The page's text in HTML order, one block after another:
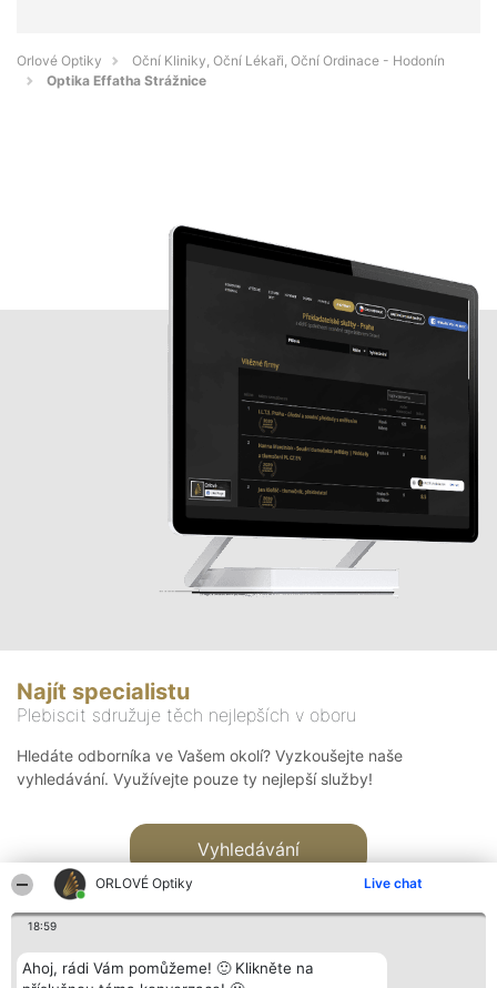
ORLOVÉ Optiky Live chat
18:59
Ahoj, rádi Vám pomůžeme! 🙂 Klikněte na
Orlové Optiky
Oční Kliniky, Oční Lékaři, Oční Ordinace - Hodonín
Optika Effatha Strážnice
Najít specialistu
Plebiscit sdružuje těch nejlepších v oboru
Hledáte odborníka ve Vašem okolí? Vyzkoušejte naše
vyhledávání. Využívejte pouze ty nejlepší služby!
Vyhledávání